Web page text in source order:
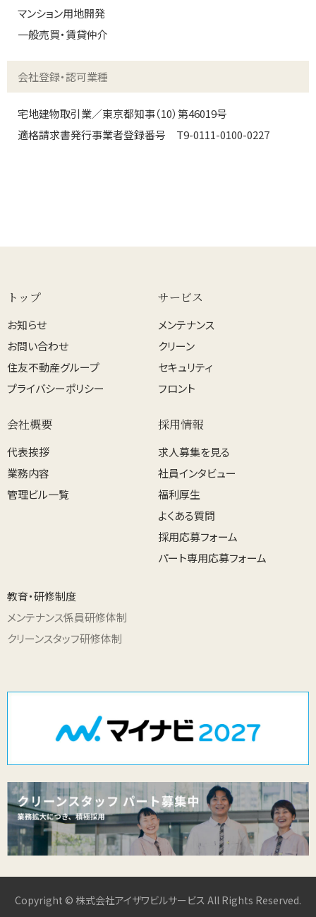
マンション用地開発
一般売買・賃貸仲介
会社登録・認可業種
宅地建物取引業／東京都知事（10）第46019号
適格請求書発行事業者登録番号 T9-0111-0100-0227
トップ
お知らせ
お問い合わせ
住友不動産グループ
プライバシーポリシー
サービス
メンテナンス
クリーン
セキュリティ
フロント
会社概要
代表挨拶
業務内容
管理ビル一覧
採用情報
求人募集を見る
社員インタビュー
福利厚生
よくある質問
採用応募フォーム
パート専用応募フォーム
教育・研修制度
メンテナンス係員研修体制
クリーンスタッフ研修体制
Copyright © 株式会社アイザワビルサービス All Rights Reserved.